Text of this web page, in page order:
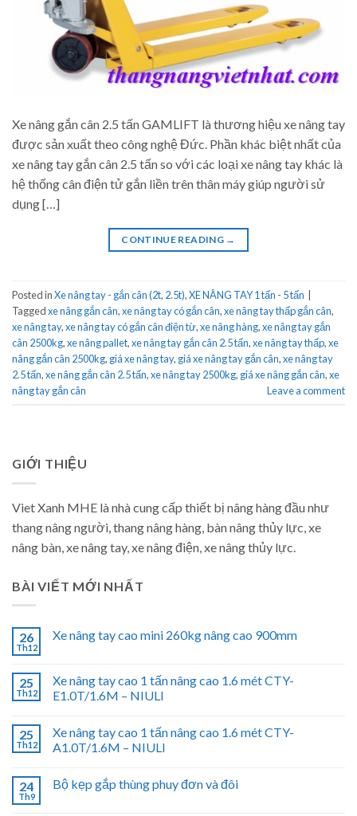
Xe nâng gắn cân 2.5 tấn GAMLIFT là thương hiệu xe nâng tay
được sản xuất theo công nghệ Đức. Phần khác biệt nhất của
xe nâng tay gắn cân 2.5 tấn so với các loại xe nâng tay khác là
hệ thống cân điện tử gắn liền trên thân máy giúp người sử
dụng […]
CONTINUE READING →
Posted inXe nâng tay - gắn cân (2t, 2.5t),XE NÂNG TAY 1 tấn - 5 tấn
Taggedxe nâng gắn cân,xe nâng tay có gắn cân,xe nâng tay thấp gắn cân,
xe nâng tay,xe nâng tay có gắn cân điện từ,xe nâng hàng,xe nâng tay gắn
cân 2500kg,xe nâng pallet,xe nâng tay gắn cân 2.5 tấn,xe nâng tay thấp,xe
nâng gắn cân 2500kg, giá xe nâng tay, giá xe nâng tay gắn cân,xe nâng tay
2.5 tấn,xe nâng gắn cân 2.5 tấn,xe nâng tay 2500kg, giá xe nâng gắn cân,xe
nâng tay gắn cân
Leave a comment
GIỚI THIỆU
Viet Xanh MHE là nhà cung cấp thiết bị nâng hàng đầu như
thang nâng người, thang nâng hàng, bàn nâng thủy lực, xe
nâng bàn, xe nâng tay, xe nâng điện, xe nâng thủy lực.
BÀI VIẾT MỚI NHẤT
26
Th12
Xe nâng tay cao mini 260kg nâng cao 900mm
25
Th12
Xe nâng tay cao 1 tấn nâng cao 1.6 mét CTY-
E1.0T/1.6M – NIULI
25
Th12
Xe nâng tay cao 1 tấn nâng cao 1.6 mét CTY-
A1.0T/1.6M – NIULI
24
Th9
Bộ kẹp gắp thùng phuy đơn và đôi